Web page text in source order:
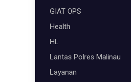
GIAT OPS
Health
HL
Lantas Polres Malinau
Layanan